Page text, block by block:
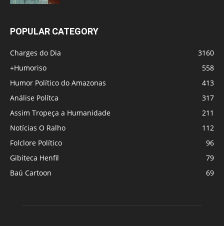
POPULAR CATEGORY
Charges do Dia
3160
+Humoriso
558
Humor Político do Amazonas
413
Análise Polítca
317
Assim Tropeça a Humanidade
211
Notícias O Ralho
112
Folclore Político
96
Gibiteca Henfil
79
Baú Cartoon
69